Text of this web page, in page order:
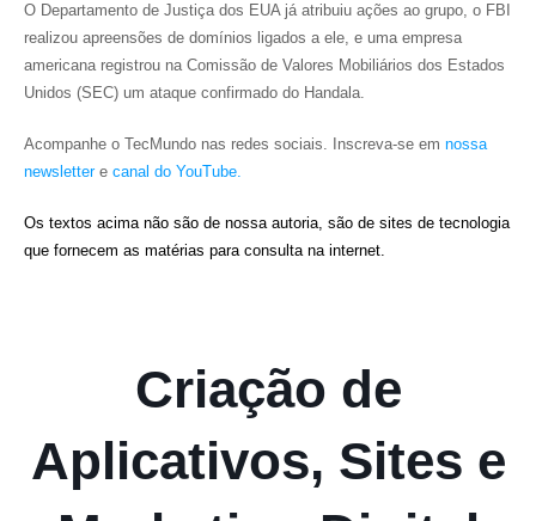
O Departamento de Justiça dos EUA já atribuiu ações ao grupo, o FBI
realizou apreensões de domínios ligados a ele, e uma empresa
americana registrou na Comissão de Valores Mobiliários dos Estados
Unidos (SEC) um ataque confirmado do Handala.
Acompanhe o TecMundo nas redes sociais. Inscreva-se em nossa
newslettere canal do YouTube.
Os textos acima não são de nossa autoria, são de sites de tecnologia
que fornecem as matérias para consulta na internet.
Criação de
Aplicativos, Sites e